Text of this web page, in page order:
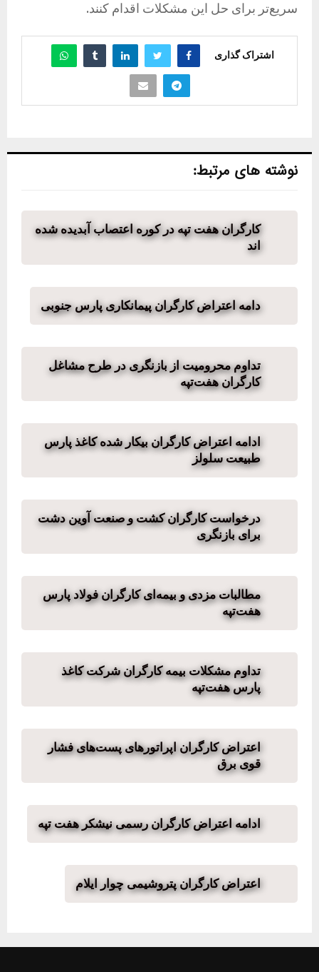
سریع‌تر برای حل این مشکلات اقدام کنند.
اشتراک گذاری
نوشته های مرتبط:
کارگران هفت تپه در کوره اعتصاب آبدیده شده
اند
دامه اعتراض کارگران پیمانکاری پارس جنوبی
تداوم محرومیت از بازنگری در طرح مشاغل
کارگران هفت‌تپه
ادامه اعتراض کارگران بیکار شده کاغذ پارس
طبیعت سلولز
درخواست کارگران کشت و صنعت آوین دشت
برای بازنگری
مطالبات مزدی و بیمه‌ای کارگران فولاد پارس
هفت‌تپه
تداوم مشکلات بیمه کارگران شرکت کاغذ
پارس هفت‌تپه
اعتراض کارگران اپراتورهای پست‌های فشار
قوی برق
ادامه اعتراض کارگران رسمی نیشکر هفت تپه
اعتراض کارگران پتروشیمی چوار ایلام